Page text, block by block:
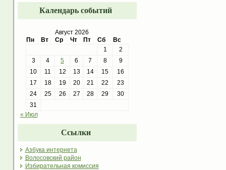
Календарь событий
Август 2026
Пн
Вт Ср Чт Пт Сб
Вс
1
2
3
4 5 6 7 8
9
10
11 12 13 14 15
16
17
18 19 20 21 22
23
24
25 26 27 28 29
30
31
« Июл
Ссылки
Азбука интернета
Волосовский район
Избирательная комиссия